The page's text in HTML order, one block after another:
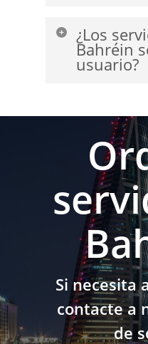
configuraremos
totalmente gratis
¿Los
Bahréin
usuario?
deseado podrá
usuarios
tráfico limitado,
deben utilizarse
Si necesita
contacte a
de